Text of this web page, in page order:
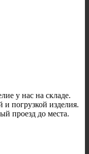
у нас на складе.
погрузкой изделия.
проезд до места.